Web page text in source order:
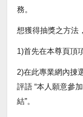
務。
想獲得抽獎之方法
1)首先在本尊頁頂
2)在此專業網內㨂
評語 “本人願意參
結”。